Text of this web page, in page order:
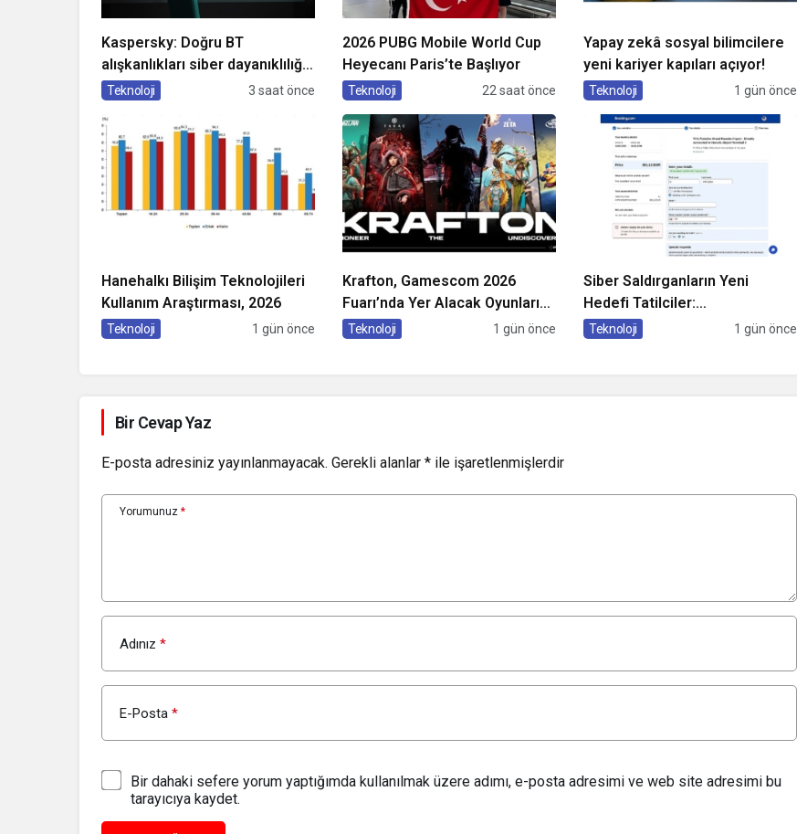
Kaspersky: Doğru BT
alışkanlıkları siber dayanıklılığı
güçlendiriyor
Teknoloji 3 saat önce
2026 PUBG Mobile World Cup
Heyecanı Paris’te Başlıyor
Teknoloji 22 saat önce
Yapay zekâ sosyal bilimcilere
yeni kariyer kapıları açıyor!
Teknoloji 1 gün önce
Hanehalkı Bilişim Teknolojileri
Kullanım Araştırması, 2026
Teknoloji 1 gün önce
Krafton, Gamescom 2026
Fuarı’nda Yer Alacak Oyunlarına
Dair Yeni Ayrıntıları Paylaştı
Teknoloji 1 gün önce
Siber Saldırganların Yeni
Hedefi Tatilciler:
Kaspersky’den Güvenli
Teknoloji 1 gün önce
Bir Cevap Yaz
E-posta adresiniz yayınlanmayacak. Gerekli alanlar * ile işaretlenmişlerdir
Yorumunuz *
Adınız *
E-Posta *
Bir dahaki sefere yorum yaptığımda kullanılmak üzere adımı, e-posta adresimi ve web site adresimi bu
tarayıcıya kaydet.